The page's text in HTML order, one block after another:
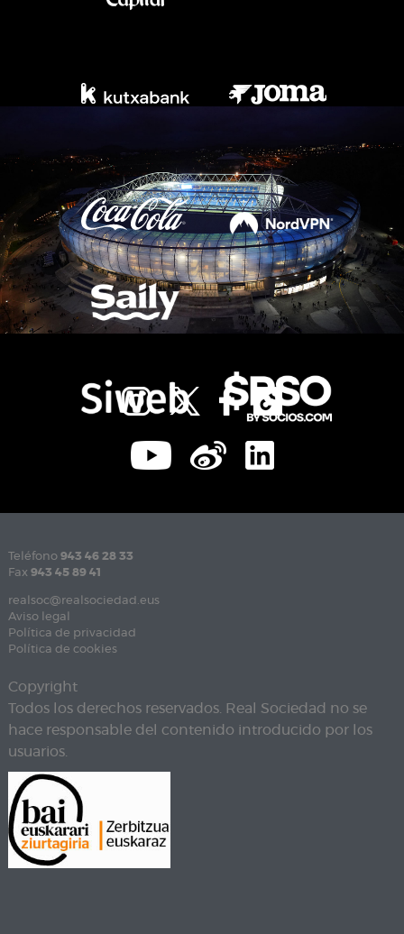
Teléfono 943 46 28 33
Fax 943 45 89 41
realsoc@realsociedad.eus
Aviso legal
Política de privacidad
Política de cookies
Copyright
Todos los derechos reservados. Real Sociedad no se
hace responsable del contenido introducido por los
usuarios.